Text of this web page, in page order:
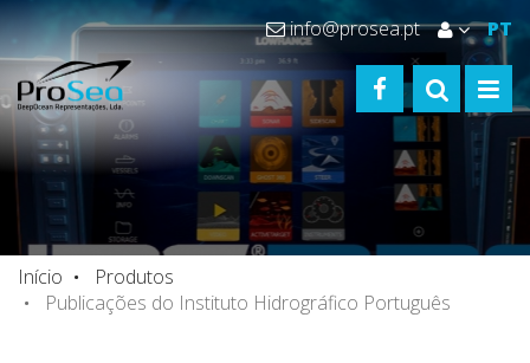
info@prosea.pt PT
FACEBOOK
TOGGLE
Início
Produtos
Publicações do Instituto Hidrográfico Português